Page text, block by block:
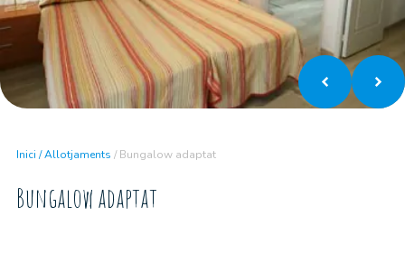
Inici /Allotjaments /Bungalow adaptat
Bungalow adaptat